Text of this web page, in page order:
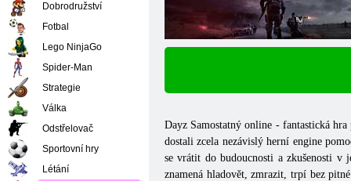
Dayz Samostatný online - fantastická
dostali zcela nezávislý herní engine
se vrátit do budoucnosti a zkušenosti
znamená hladovět, zmrazit, trpí bez
Dobrodružství
Fotbal
Lego NinjaGo
Spider-Man
Strategie
Válka
Odstřelovač
Sportovní hry
Létání